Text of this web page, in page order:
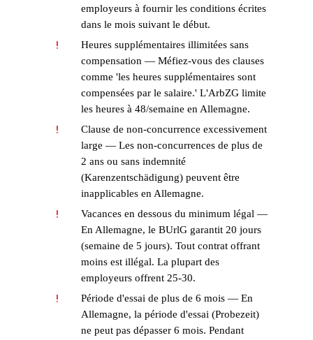
employeurs à fournir les conditions écrites
dans le mois suivant le début.
!
Heures supplémentaires illimitées sans
compensation — Méfiez-vous des clauses
comme 'les heures supplémentaires sont
compensées par le salaire.' L'ArbZG limite
les heures à 48/semaine en Allemagne.
!
Clause de non-concurrence excessivement
large — Les non-concurrences de plus de
2 ans ou sans indemnité
(Karenzentschädigung) peuvent être
inapplicables en Allemagne.
!
Vacances en dessous du minimum légal —
En Allemagne, le BUrlG garantit 20 jours
(semaine de 5 jours). Tout contrat offrant
moins est illégal. La plupart des
employeurs offrent 25-30.
!
Période d'essai de plus de 6 mois — En
Allemagne, la période d'essai (Probezeit)
ne peut pas dépasser 6 mois. Pendant